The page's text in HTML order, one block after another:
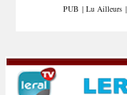
PUB | Lu Ailleurs |